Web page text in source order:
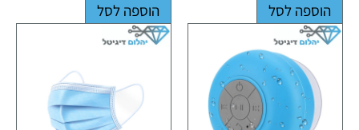
הוספה לסל הוספה לסל